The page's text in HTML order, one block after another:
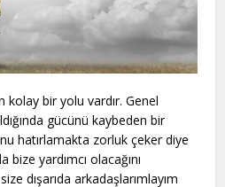
kolay bir yolu vardır. Genel
gücünü kaybeden bir
hatırlamakta zorluk çeker diye
yardımcı olacağını
dışarıda arkadaşlarımlayım